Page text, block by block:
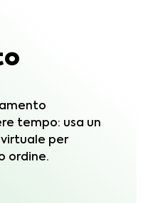
tempo: usa un
per
ordine.